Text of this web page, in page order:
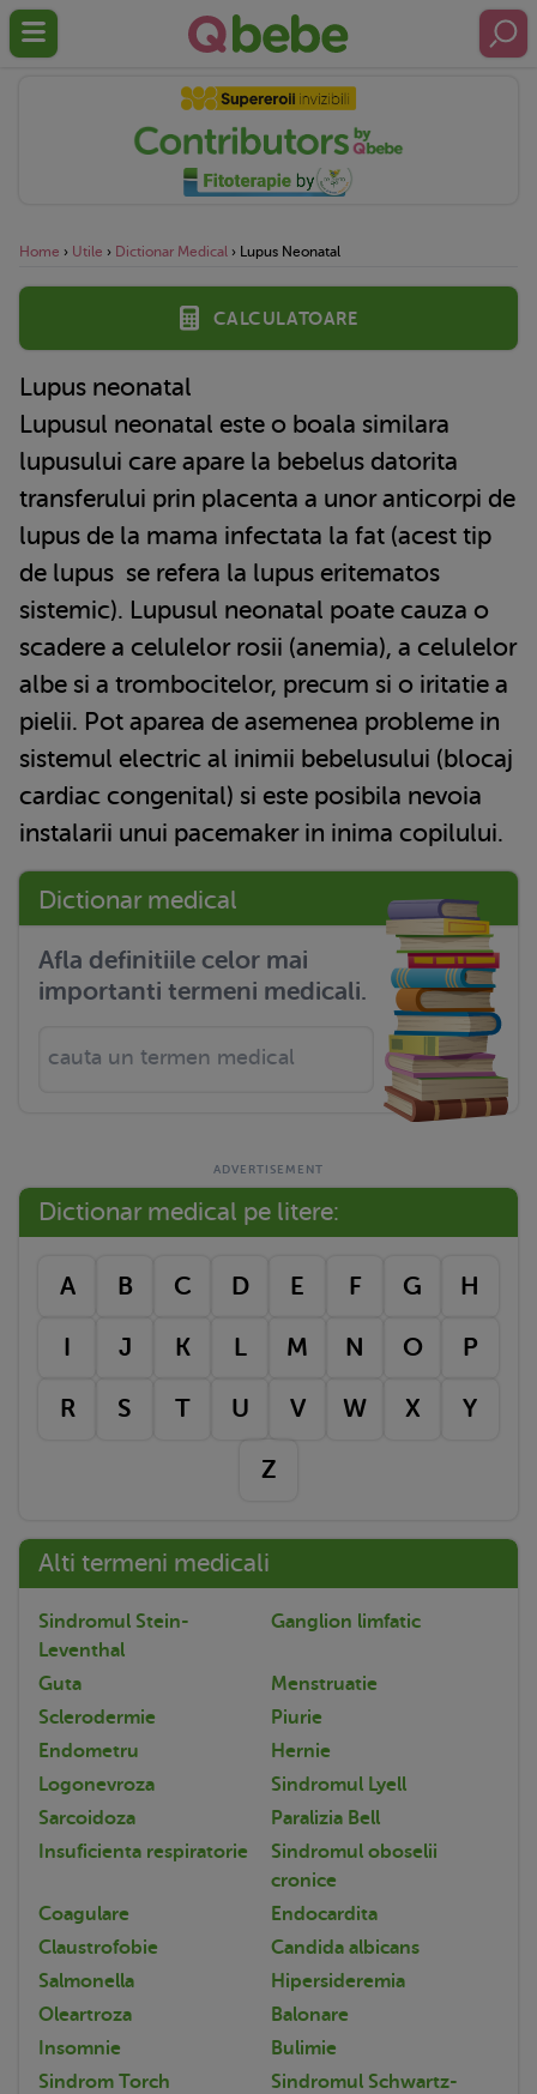
Home › Utile › Dictionar Medical › Lupus Neonatal
Calculatoare
Lupus neonatal
Lupusul neonatal este o boala similara
lupusului care apare la bebelus datorita
transferului prin placenta a unor anticorpi de
lupus de la mama infectata la fat (acest tip
de lupus se refera la lupus eritematos
sistemic). Lupusul neonatal poate cauza o
scadere a celulelor rosii (anemia), a celulelor
albe si a trombocitelor, precum si o iritatie a
pielii. Pot aparea de asemenea probleme in
sistemul electric al inimii bebelusului (blocaj
cardiac congenital) si este posibila nevoia
instalarii unui pacemaker in inima copilului.
Dictionar medical
Afla definitiile celor mai
importanti termeni medicali.
Dictionar medical pe litere:
A B C D E F G H
I J K L M N O P
R S T U V W X Y
Z
Alti termeni medicali
Sindromul Stein-
Leventhal
Ganglion limfatic
Guta
Menstruatie
Sclerodermie
Piurie
Endometru
Hernie
Logonevroza
Sindromul Lyell
Sarcoidoza
Paralizia Bell
Insuficienta respiratorie
Sindromul oboselii
cronice
Coagulare
Endocardita
Claustrofobie
Candida albicans
Salmonella
Hipersideremia
Oleartroza
Balonare
Insomnie
Bulimie
Sindrom Torch
Sindromul Schwartz-